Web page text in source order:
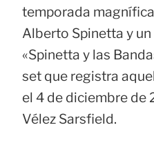
temporada
Alberto Spinetta y
«Spinetta y las
set que registra
el 4 de diciembre de
Vélez Sarsfield.